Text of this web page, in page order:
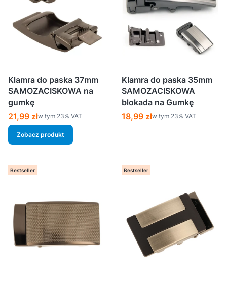
Klamra do paska 37mm
SAMOZACISKOWA na
gumkę
Cena brutto
21,99 złw tym %s VAT
w tym 23% VAT
Zobacz produkt
Klamra do paska 35mm
SAMOZACISKOWA
blokada na Gumkę
Cena brutto
18,99 złw tym %s VAT
w tym 23% VAT
Bestseller Bestseller